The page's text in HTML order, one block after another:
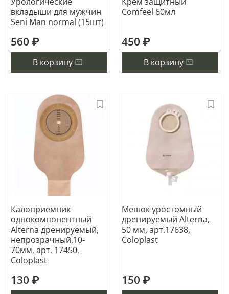
вкладыши для мужчин
Seni Man normal (15шт)
560 ₽
В корзину
Comfeel 60мл
450 ₽
В корзину
Калоприемник
однокомпонентный
Alterna дренируемый,
непрозрачный,10-
70мм, арт. 17450,
Coloplast
130 ₽
Мешок уростомный
дренируемый Alterna,
50 мм, арт.17638,
Coloplast
150 ₽